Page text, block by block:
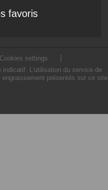
favoris
Cookies settings
L'utilisation du service de
présentés sur ce site